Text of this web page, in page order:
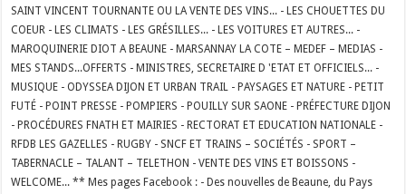
SAINT VINCENT TOURNANTE OU LA VENTE DES VINS... - LES CHOUETTES DU
COEUR - LES CLIMATS - LES GRÉSILLES... - LES VOITURES ET AUTRES... -
MAROQUINERIE DIOT A BEAUNE - MARSANNAY LA COTE – MEDEF – MEDIAS -
MES STANDS...OFFERTS - MINISTRES, SECRETAIRE D 'ETAT ET OFFICIELS... -
MUSIQUE - ODYSSEA DIJON ET URBAN TRAIL - PAYSAGES ET NATURE - PETIT
FUTÉ - POINT PRESSE - POMPIERS - POUILLY SUR SAONE - PRÉFECTURE DIJON
- PROCÉDURES FNATH ET MAIRIES - RECTORAT ET EDUCATION NATIONALE -
RFDB LES GAZELLES - RUGBY - SNCF ET TRAINS – SOCIÉTÉS - SPORT –
TABERNACLE – TALANT – TELETHON - VENTE DES VINS ET BOISSONS -
WELCOME... ** Mes pages Facebook : - Des nouvelles de Beaune, du Pays